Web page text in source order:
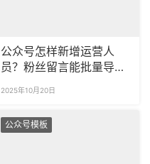
公众号怎样新增运营人
员？粉丝留言能批量导出
2025年10月20日
公众号模板